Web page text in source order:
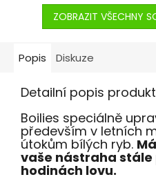
ZOBRAZIT VŠECHNY
Popis Diskuze
Detailní popis
Boilies speciálně
především v letních
útokům bílých ryb.
vaše nástraha
hodinách lovu.